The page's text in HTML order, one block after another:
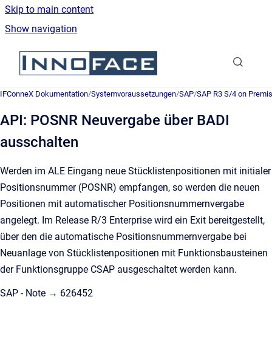
Skip to main content
Show navigation
Go to homepage
IFConneX Dokumentation/Systemvoraussetzungen/SAP/SAP R3 S/4 on
API: POSNR Neuvergabe über BADI
ausschalten
Werden im ALE Eingang neue Stücklistenpositionen mit initialer
Positionsnummer (POSNR) empfangen, so werden die neuen
Positionen mit automatischer Positionsnummernvergabe
angelegt. Im Release R/3 Enterprise wird ein Exit bereitgestellt,
über den die automatische Positionsnummernvergabe bei
Neuanlage von Stücklistenpositionen mit Funktionsbausteinen
der Funktionsgruppe CSAP ausgeschaltet werden kann.
SAP - Note → 626452